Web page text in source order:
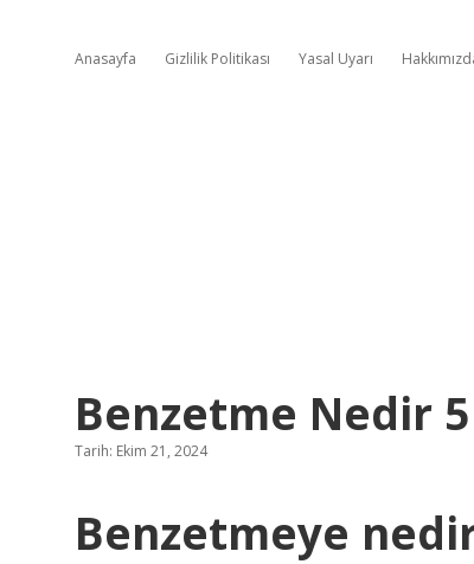
Anasayfa Gizlilik Politikası Yasal Uyarı
Benzetme Nedir
Tarih: Ekim 21, 2024
Benzetmeye